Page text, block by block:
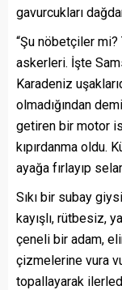
gavurcukları
“Şu nöbetçiler mi?
askerleri. İşte
Karadeniz
olmadığından
getiren bir motor
kıpırdanma oldu.
ayağa fırlayıp
Sıkı bir subay
kayışlı, rütbesiz,
çeneli bir adam,
çizmelerine vura
topallayarak